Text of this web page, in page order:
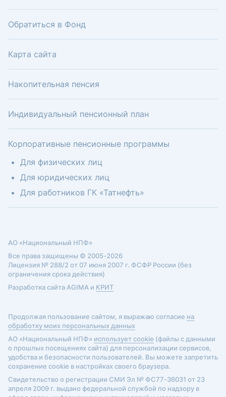
Обратиться в Фонд
Карта сайта
Накопительная пенсия
Индивидуальный пенсионный план
Корпоративные пенсионные программы
Для физических лиц
Для юридических лиц
Для работников ГК «Татнефть»
АО «Национальный НПФ»
Все права защищены © 2005-2026
Лицензия № 288/2 от 07 июня 2007 г. ФСФР России (без
ограничения срока действия)
Разработка сайта AGIMA и КРИТ
Продолжая пользование сайтом, я выражаю согласие на
обработку моих персональных данных
АО «Национальный НПФ» использует cookie (файлы с данными
о прошлых посещениях сайта) для персонализации сервисов,
удобства и безопасности пользователей. Вы можете запретить
сохранение cookie в настройках своего браузера.
Свидетельство о регистрации СМИ Эл № ФС77-36031 от 23
апреля 2009 г. выдано федеральной службой по надзору в